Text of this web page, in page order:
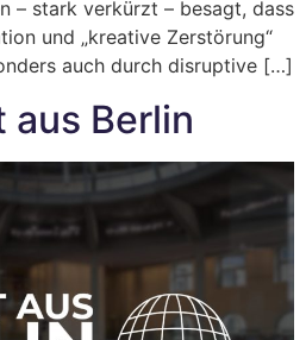
– stark verkürzt – besagt, dass
und „kreative Zerstörung“
auch durch disruptive […]
aus Berlin